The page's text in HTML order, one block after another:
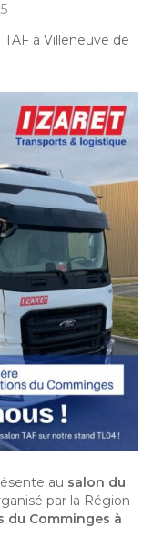
à Villeneuve de
au salon du
par la Région
du Comminges à